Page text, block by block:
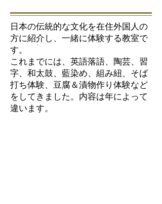
日本の伝統的な文化を在住外国人の
方に紹介し、一緒に体験する教室で
す。
これまでには、英語落語、陶芸、習
字、和太鼓、藍染め、組み紐、そば
打ち体験、豆腐＆漬物作り体験など
をしてきました。内容は年によって
違います。